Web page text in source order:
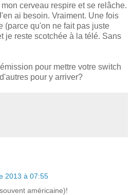
cerveau respire et se relâche.
ai besoin. Vraiment. Une fois
(parce qu'on ne fait pas juste
je reste scotchée à la télé. Sans
pour mettre votre switch
pour y arriver?
2013 à 07:55
américaine)!